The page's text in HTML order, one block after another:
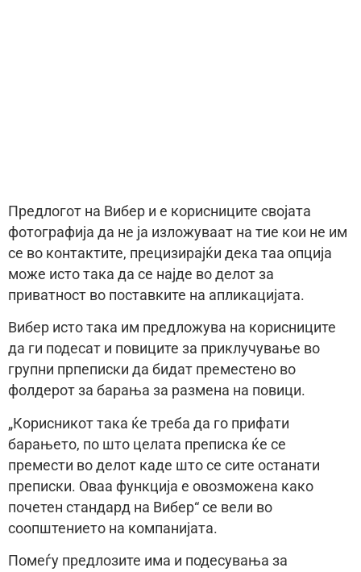
Предлогот на Вибер и е корисниците својата
фотографија да не ја изложуваат на тие кои не им
се во контактите, прецизирајќи дека таа опција
може исто така да се најде во делот за
приватност во поставките на апликацијата.
Вибер исто така им предложува на корисниците
да ги подесат и повиците за приклучување во
групни прпеписки да бидат преместено во
фолдерот за барања за размена на повици.
„Корисникот така ќе треба да го прифати
барањето, по што целата преписка ќе се
премести во делот каде што се сите останати
преписки. Оваа функција е овозможена како
почетен стандард на Вибер“ се вели во
соопштението на компанијата.
Помеѓу предлозите има и подесувања за